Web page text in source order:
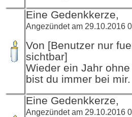
Eine Gedenkkerze,
Angezündet am 29.10.2016
Von [Benutzer nur
sichtbar]
Wieder ein Jahr
bist du immer bei
Eine Gedenkkerze,
Angezündet am 29.10.2016